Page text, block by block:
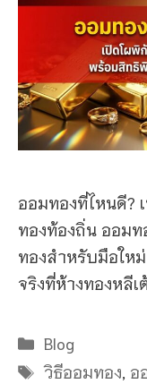
ออมทองที่ไหนดี?
ทองท้องถิ่น ออมท
ทองสำหรับมือให
จริงที่ห้างทองหลีเ
Categories
Blog
Tags
วิธีออมทอง, อ